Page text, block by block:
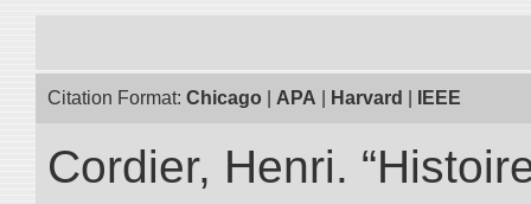
Citation Format: Chicago APA Harvard IEEE
Cordier, Henri.